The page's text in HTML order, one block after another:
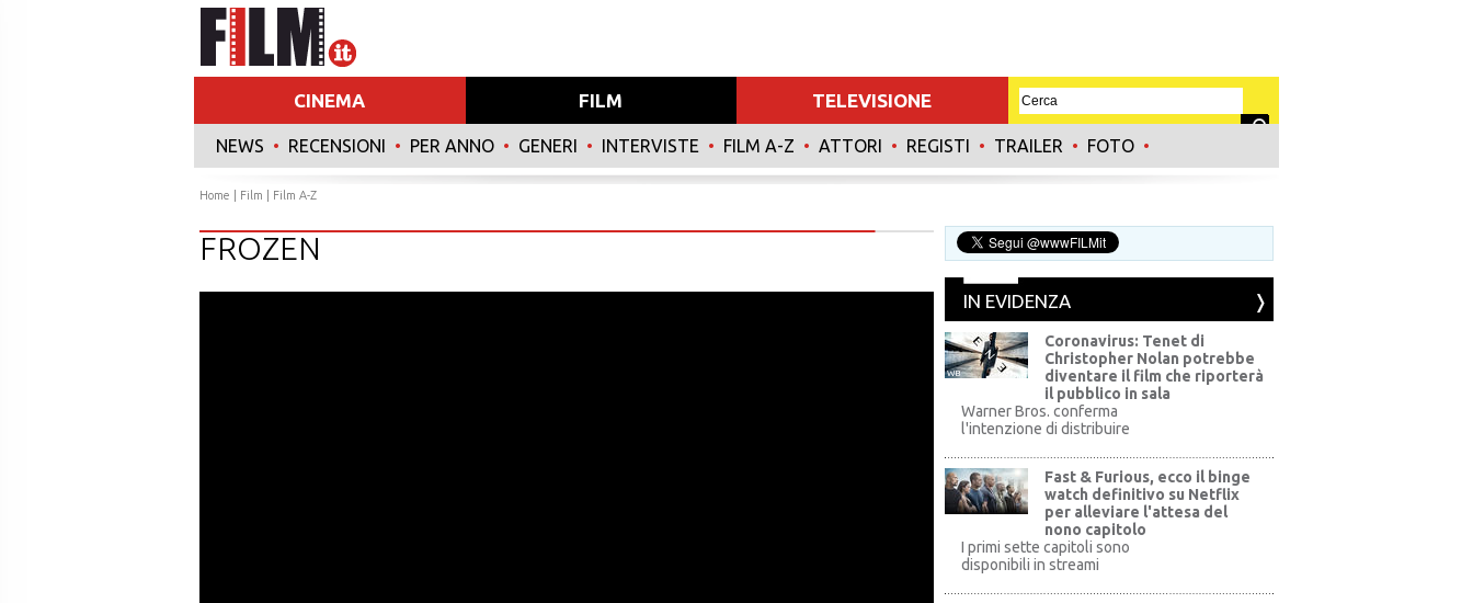
CINEMA FILM TELEVISIONE
NEWS • RECENSIONI • PER ANNO • GENERI • INTERVISTE • FILM A-Z • ATTORI • REGISTI • TRAILER • FOTO •
Home Film Film A-Z
FROZEN
IN EVIDENZA
WB
Coronavirus: Tenet di
Christopher Nolan potrebbe
diventare il film che riporterà
il pubblico in sala
Warner Bros. conferma
l'intenzione di distribuire
Fast & Furious, ecco il binge
watch definitivo su Netflix
per alleviare l'attesa del
nono capitolo
I primi sette capitoli sono
disponibili in streami